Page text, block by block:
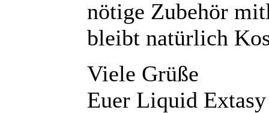
nötige Zubehör
bleibt natürlich
Viele Grüße
Euer Liquid Extasy